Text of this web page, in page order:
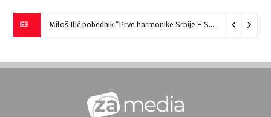
Miloš Ilić pobednik “Prve harmonike Srbije – Sokobanja” (VIDEO)